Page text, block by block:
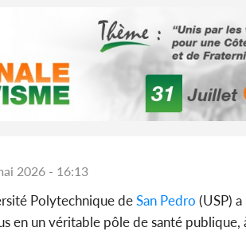
2026 - 16:13
Polytechnique deSan Pedro (USP)
en un véritable pôle de santé